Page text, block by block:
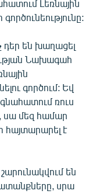
Լեռնային
դեր են խաղացել
Նախագահ
գործում: Եվ
գնահատում ռուս
սա մեզ համար
հայտարարել է
են
սրա